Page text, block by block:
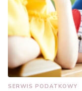
SERWIS PODATKOWY